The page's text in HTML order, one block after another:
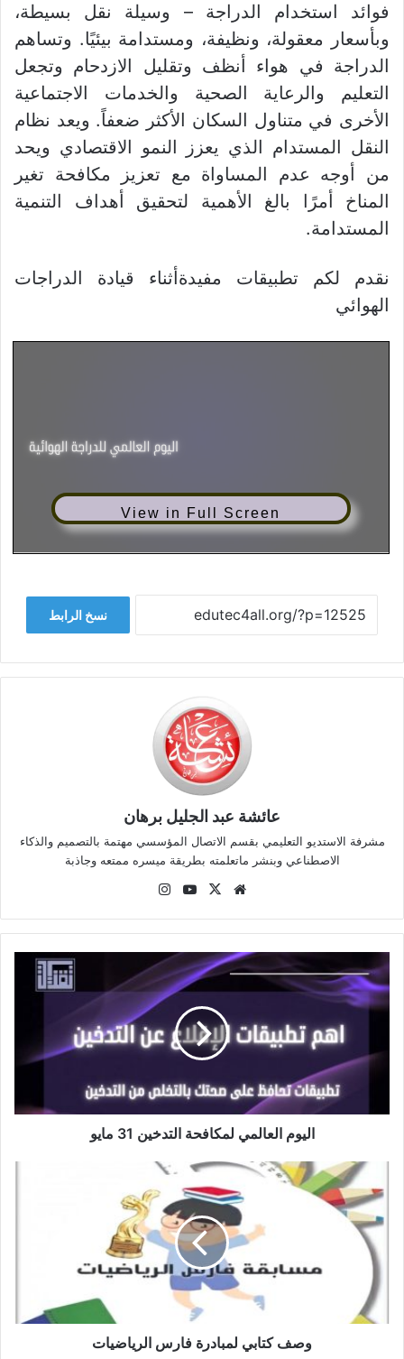
فوائد استخدام الدراجة – وسيلة نقل بسيطة،
وبأسعار معقولة، ونظيفة، ومستدامة بيئيًا. وتساهم
الدراجة في هواء أنظف وتقليل الازدحام وتجعل
التعليم والرعاية الصحية والخدمات الاجتماعية
الأخرى في متناول السكان الأكثر ضعفاً. ويعد نظام
النقل المستدام الذي يعزز النمو الاقتصادي ويحد
من أوجه عدم المساواة مع تعزيز مكافحة تغير
المناخ أمرًا بالغ الأهمية لتحقيق أهداف التنمية
المستدامة.
نقدم لكم تطبيقات مفيدةأثناء قيادة الدراجات
الهوائي
View in Full Screen
نسخ الرابط
عائشة عبد الجليل برهان
مشرفة الاستديو التعليمي بقسم الاتصال المؤسسي مهتمة بالتصميم والذكاء
الاصطناعي وبنشر ماتعلمته بطريقة ميسره ممتعه وجاذبة
موقع
‫X
‫YouTube
اليوم
العالمي
لمكافحة
مايو
اليوم العالمي لمكافحة التدخين 31 مايو
وصف
كتابي
لمبادرة
فارس
الرياضيات
وصف كتابي لمبادرة فارس الرياضيات